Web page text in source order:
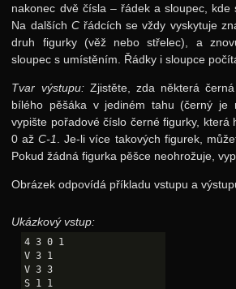
nakonec dvě čísla – řádek a sloupec, kde
Na dalších Cřádcích se vždy vyskytuje
druh figurky (věž nebo střelec), a
sloupec s umístěním. Řádky i sloupce
Tvar výstupu:Zjistěte, zda některá
bílého pěšáka v jediném tahu (černý je
vypište pořadové číslo černé figurky, která
0 ažC-1
. Je-li více takových figurek,
Pokud žádná figurka pěšce neohrožuje,
Obrázek odpovídá příkladu vstupu a
Ukázkový vstup:
4 3 0 1
V 3 1
V 3 3